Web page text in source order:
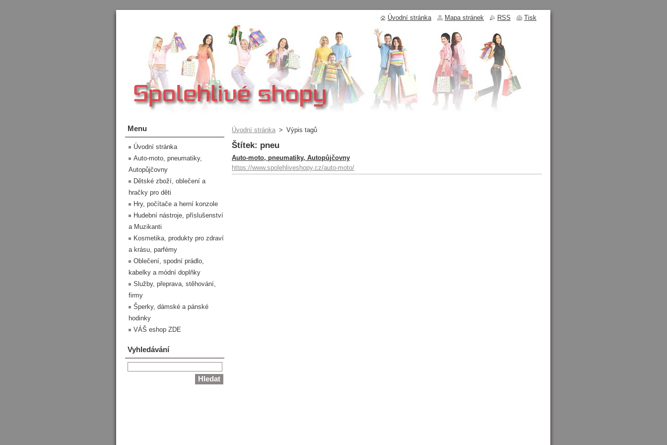
Úvodní stránka > Výpis tagů
Štítek: pneu
Auto-moto, pneumatiky, Autopůjčovny
https://www.spolehliveshopy.cz/auto-moto/
Menu
Úvodní stránka
Auto-moto, pneumatiky,
Autopůjčovny
Dětské zboží, oblečení a
hračky pro děti
Hry, počítače a herní konzole
Hudební nástroje, příslušenství
a Muzikanti
Kosmetika, produkty pro zdraví
a krásu, parfémy
Oblečení, spodní prádlo,
kabelky a módní doplňky
Služby, přeprava, stěhování,
firmy
Šperky, dámské a pánské
hodinky
VÁŠ eshop ZDE
Vyhledávání
Úvodní stránka Mapa stránek RSS Tisk